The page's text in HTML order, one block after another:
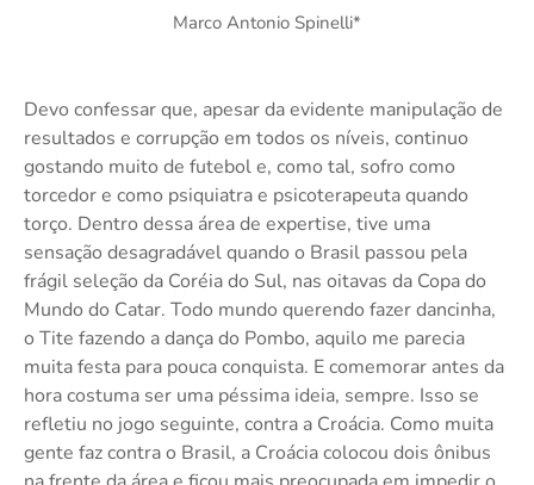
Marco Antonio Spinelli*
Devo confessar que, apesar da evidente manipulação de
resultados e corrupção em todos os níveis, continuo
gostando muito de futebol e, como tal, sofro como
torcedor e como psiquiatra e psicoterapeuta quando
torço. Dentro dessa área de expertise, tive uma
sensação desagradável quando o Brasil passou pela
frágil seleção da Coréia do Sul, nas oitavas da Copa do
Mundo do Catar. Todo mundo querendo fazer dancinha,
o Tite fazendo a dança do Pombo, aquilo me parecia
muita festa para pouca conquista. E comemorar antes da
hora costuma ser uma péssima ideia, sempre. Isso se
refletiu no jogo seguinte, contra a Croácia. Como muita
gente faz contra o Brasil, a Croácia colocou dois ônibus